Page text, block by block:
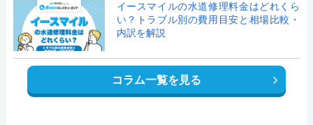
イースマイルの水道修理料金はどれくら
い？トラブル別の費用目安と相場比較・
内訳を解説
コラム一覧を見る